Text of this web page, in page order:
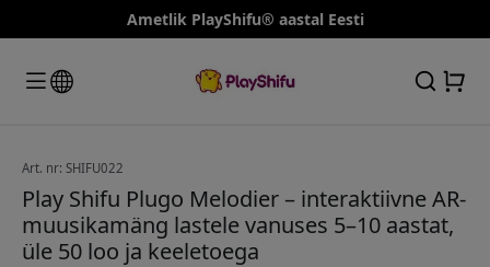
Ametlik PlayShifu® aastal Eesti
Art. nr: SHIFU022
Play Shifu Plugo Melodier – interaktiivne AR-
muusikamäng lastele vanuses 5–10 aastat,
üle 50 loo ja keeletoega